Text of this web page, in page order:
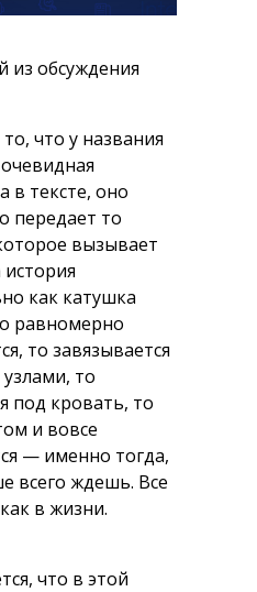
из обсуждения
что у названия
в тексте, оно
передает то
вызывает
как катушка
равномерно
то завязывается
то
под кровать, то
и вовсе
— именно тогда,
всего ждешь. Все
в жизни.
что в этой